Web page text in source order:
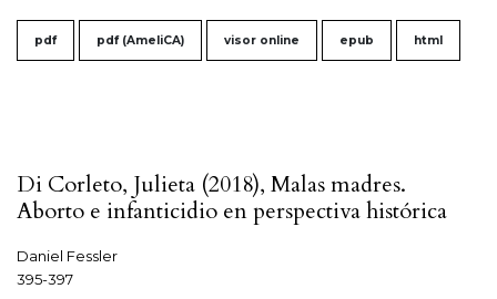
pdf pdf (AmeliCA) visor online epub html
Di Corleto, Julieta (2018), Malas madres.
Aborto e infanticidio en perspectiva histórica
Daniel Fessler
395-397